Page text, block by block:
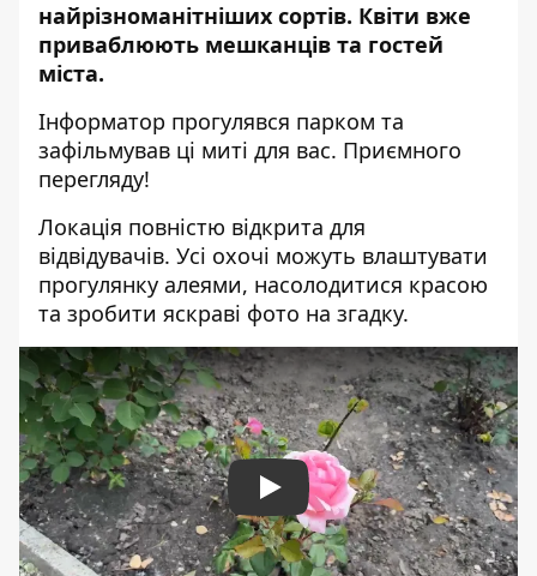
найрізноманітніших сортів. Квіти вже
приваблюють мешканців та гостей
міста.
Інформатор прогулявся парком та
зафільмував ці миті для вас. Приємного
перегляду!
Локація повністю відкрита для
відвідувачів. Усі охочі можуть влаштувати
прогулянку алеями, насолодитися красою
та зробити яскраві фото на згадку.
Play